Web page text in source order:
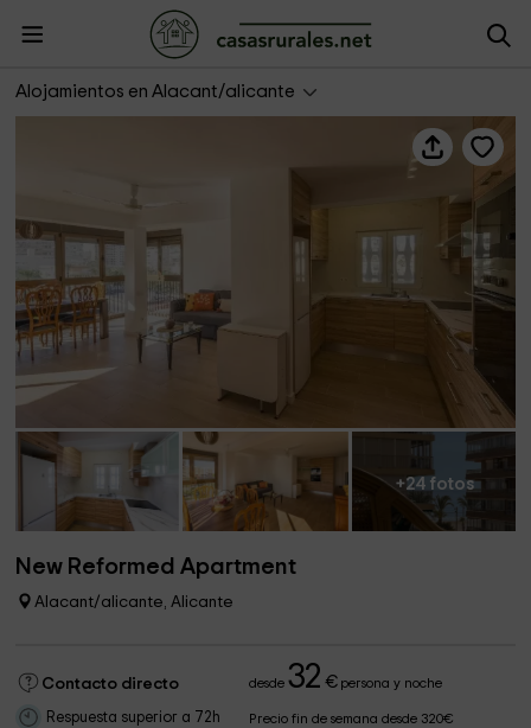
Alojamientos en Alacant/alicante
New Reformed Apartment
+24 fotos
New Reformed Apartment
Alacant/alicante, Alicante
Contacto directo desde32 €persona y noche
Respuesta superior a 72h Precio fin de semana desde 320€